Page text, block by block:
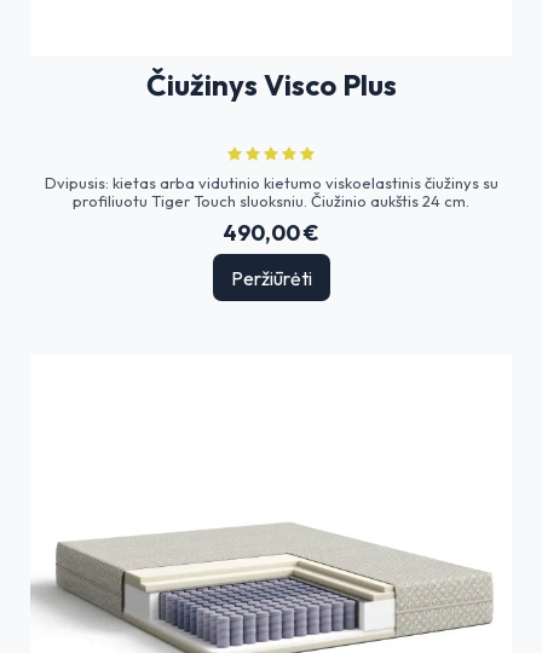
Čiužinys Visco Plus
Dvipusis: kietas arba vidutinio kietumo viskoelastinis čiužinys su
profiliuotu Tiger Touch sluoksniu. Čiužinio aukštis 24 cm.
490,00 €
Peržiūrėti